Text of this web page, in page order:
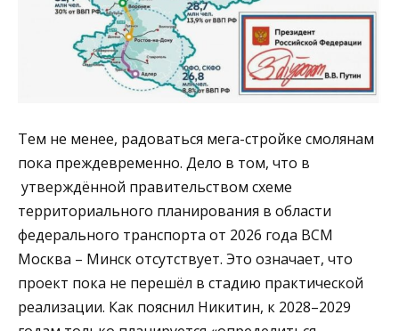
Тем не менее, радоваться мега-стройке смолянам
пока преждевременно. Дело в том, что в
утверждённой правительством схеме
территориального планирования в области
федерального транспорта от 2026 года ВСМ
Москва – Минск отсутствует. Это означает, что
проект пока не перешёл в стадию практической
реализации. Как пояснил Никитин, к 2028–2029